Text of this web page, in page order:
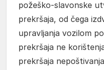
požeško-slavonske
prekršaja, od čega
upravljanja vozilom
prekršaja ne
prekršaja